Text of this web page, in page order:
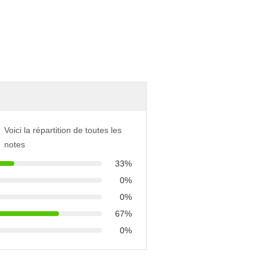
Voici la répartition de toutes les
notes
33%
0%
0%
67%
0%